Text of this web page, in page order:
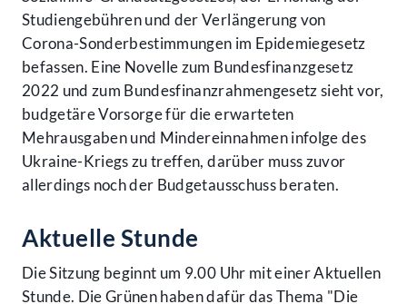
Studiengebühren und der Verlängerung von
Corona-Sonderbestimmungen im Epidemiegesetz
befassen. Eine Novelle zum Bundesfinanzgesetz
2022 und zum Bundesfinanzrahmengesetz sieht vor,
budgetäre Vorsorge für die erwarteten
Mehrausgaben und Mindereinnahmen infolge des
Ukraine-Kriegs zu treffen, darüber muss zuvor
allerdings noch der Budgetausschuss beraten.
Aktuelle Stunde
Die Sitzung beginnt um 9.00 Uhr mit einer Aktuellen
Stunde. Die Grünen haben dafür das Thema "Die